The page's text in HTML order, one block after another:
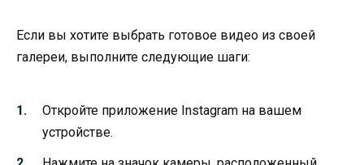
Если вы хотите выбрать готовое видео из своей
галереи, выполните следующие шаги:
Откройте приложение Instagram на вашем
устройстве.